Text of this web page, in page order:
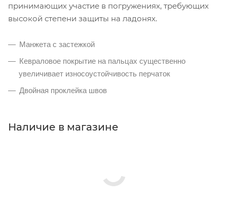
принимающих участие в погружениях, требующих
высокой степени защиты на ладонях.
Манжета с застежкой
Кевраловое покрытие на пальцах существенно
увеличивает износоустойчивость перчаток
Двойная проклейка швов
Наличие в магазине